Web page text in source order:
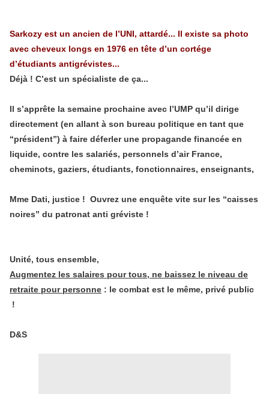
Sarkozy est un ancien de l’UNI, attardé... Il existe sa photo
avec cheveux longs en 1976 en tête d’un cortége
d’étudiants antigrévistes...
Déjà ! C’est un spécialiste de ça...
Il s’apprête la semaine prochaine avec l’UMP qu’il dirige
directement (en allant à son bureau politique en tant que
“président”) à faire déferler une propagande financée en
liquide, contre les salariés, personnels d’air France,
cheminots, gaziers, étudiants, fonctionnaires, enseignants,
Mme Dati, justice ! Ouvrez une enquête vite sur les “caisses
noires” du patronat anti gréviste !
Unité, tous ensemble,
Augmentez les salaires pour tous, ne baissez le niveau de
retraite pour personne : le combat est le même, privé public
!
D&S